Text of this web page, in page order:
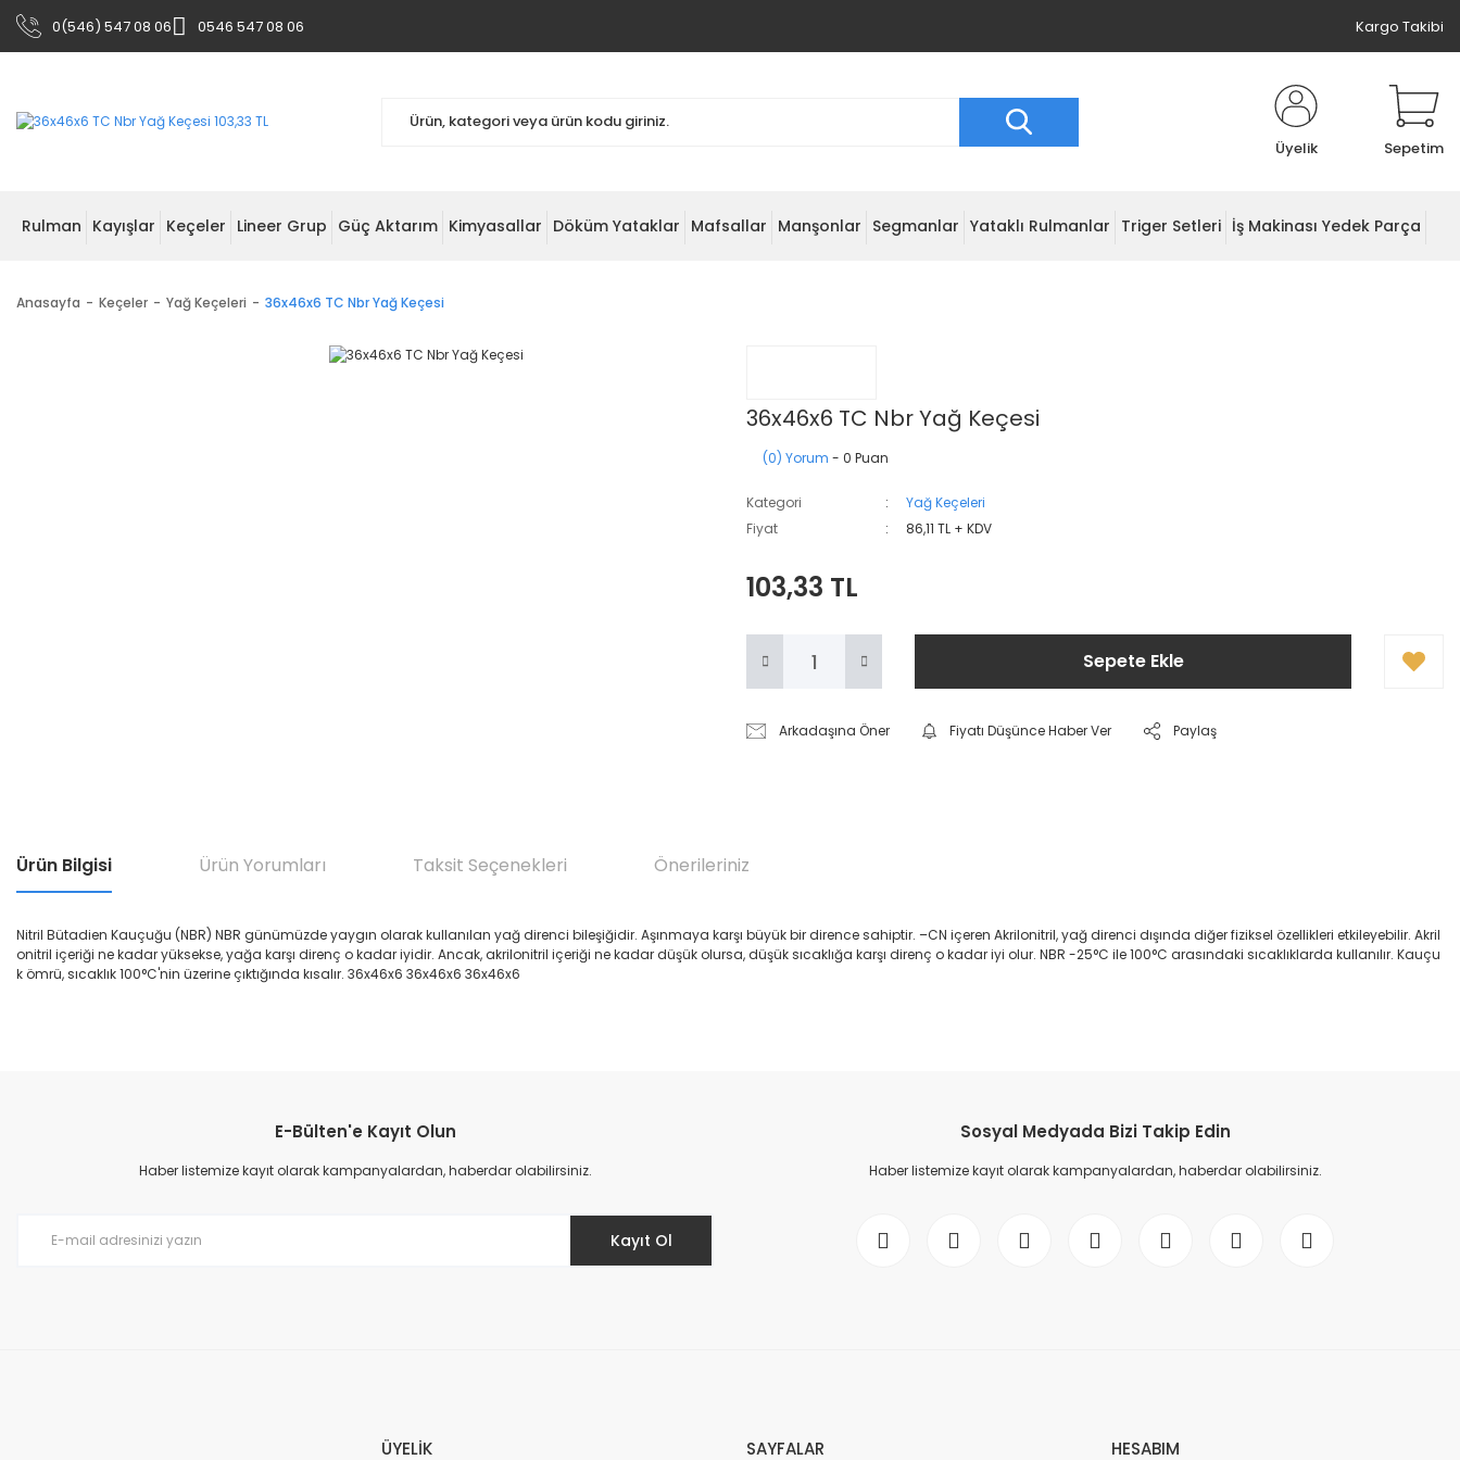
0(546) 547 08 06 0546 547 08 06 Kargo Takibi
Üyelik Sepetim
Rulman Kayışlar Keçeler Lineer Grup Güç Aktarım Kimyasallar Döküm Yataklar Mafsallar Manşonlar Segmanlar Yataklı Rulmanlar Triger Setleri İş Makinası Yedek Parça
Anasayfa Keçeler Yağ Keçeleri 36x46x6 TC Nbr Yağ Keçesi
36x46x6 TC Nbr Yağ Keçesi
(0) Yorum - 0 Puan
Kategori
Yağ Keçeleri
Fiyat
86,11 TL + KDV
103,33 TL
Sepete Ekle
Arkadaşına Öner Fiyatı Düşünce Haber Ver Paylaş
Ürün Bilgisi Ürün Yorumları Taksit Seçenekleri Önerileriniz
Nitril Bütadien Kauçuğu (NBR) NBR günümüzde yaygın olarak kullanılan yağ direnci bileşiğidir. Aşınmaya karşı büyük bir dirence sahiptir. –CN içeren Akrilonitril, yağ direnci dışında diğer fiziksel özellikleri etkileyebilir. Akril
onitril içeriği ne kadar yüksekse, yağa karşı direnç o kadar iyidir. Ancak, akrilonitril içeriği ne kadar düşük olursa, düşük sıcaklığa karşı direnç o kadar iyi olur. NBR -25°C ile 100°C arasındaki sıcaklıklarda kullanılır. Kauçu
k ömrü, sıcaklık 100°C'nin üzerine çıktığında kısalır. 36x46x6 36x46x6 36x46x6
Ürün resmi kalitesiz, bozuk veya görüntülenemiyor.
Ürün açıklamasında eksik bilgiler bulunuyor.
E-Bülten'e Kayıt Olun
Haber listemize kayıt olarak kampanyalardan, haberdar olabilirsiniz.
Kayıt Ol
Sosyal Medyada Bizi Takip Edin
Haber listemize kayıt olarak kampanyalardan, haberdar olabilirsiniz.
ÜYELİK SAYFALAR HESABIM